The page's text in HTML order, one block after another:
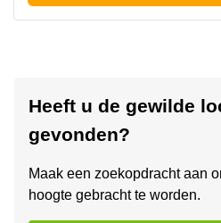
Heeft u de gewilde
gevonden?
Maak een zoekopdracht aan
hoogte gebracht te worden.